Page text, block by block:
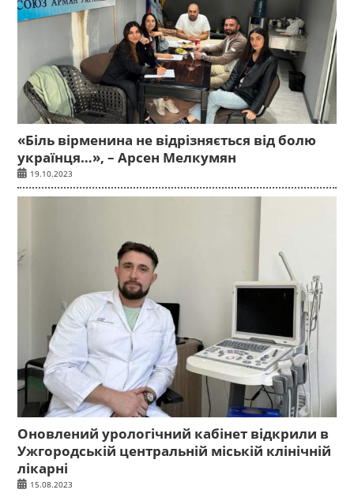
«Біль вірменина не відрізняється від болю
українця…», – Арсен Мелкумян
19.10.2023
Оновлений урологічний кабінет відкрили в
Ужгородській центральній міській клінічній
лікарні
15.08.2023